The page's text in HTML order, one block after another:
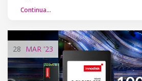
Continua…
28 MAR '23